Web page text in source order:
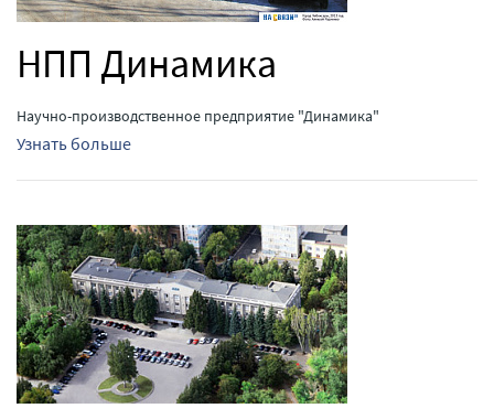
НПП Динамика
Научно-производственное предприятие "Динамика"
Узнать больше